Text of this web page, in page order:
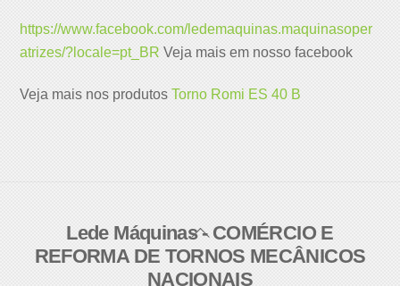
https://www.facebook.com/ledemaquinas.maquinasoper
atrizes/?locale=pt_BR Veja mais em nosso facebook
Veja mais nos produtosTorno Romi ES 40 B
Back
To
Top
Lede Máquinas - COMÉRCIO E
REFORMA DE TORNOS MECÂNICOS
NACIONAIS